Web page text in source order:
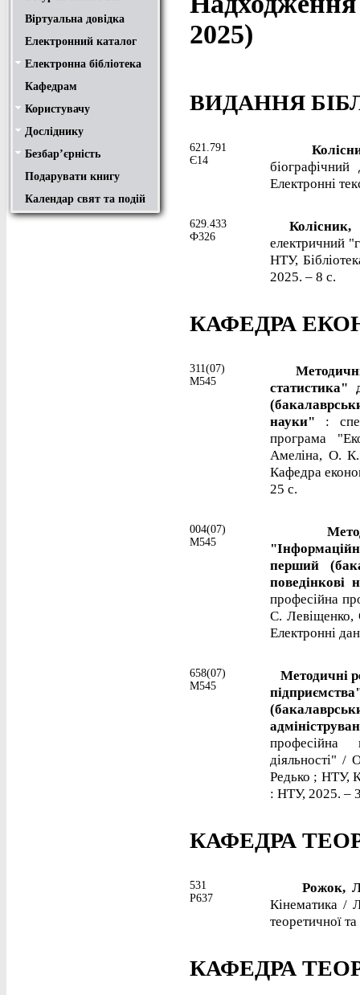
Віртуальна довідка
Електронний каталог
Електронна бібліотека
Положення
Доступ
Авторам
Пошук у ЕК. Інструкція
Кафедрам
Користувачу
Правила користування
Про обхідний лист
Медіатека "NMCBOOK"
Підручники онлайн
Путівник бібліотеками
Переходь на українську
Вивчаємо іноземну мову
Опис документів
Конференції НТУ
Досліднику
Законодавча база
Academic integrity
Плагіат
Локальний доступ
Ресурси вільного доступу
Наукова періодика
Бібліографічні менеджери
Безбар’єрність
Безбар’єрність це…
Путівник веб-ресурсами
Подарувати книгу
Календар свят та подій
2025)
ВИДАННЯ
621.791
Є14
Електронні
629.433
Ф326
електричний
НТУ,
2025. – 8 с.
КАФЕДРА
311(07)
М545
Методичні
статистика"
науки" :
програма
Амеліна, О.
Кафедра
25 с.
004(07)
М545
перший
поведінкові
професійна
С. Левіщенко,
Електронні
658(07)
М545
Методичні
професійна
діяльності"
Редько ; НТУ,
: НТУ, 2025. –
КАФЕДРА
531
Р637
Рожок,
Кінематика
теоретичної
КАФЕДРА